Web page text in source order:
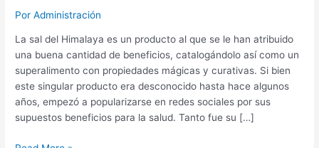
PorAdministración
La sal del Himalaya es un producto al que se le han atribuido
una buena cantidad de beneficios, catalogándolo así como un
superalimento con propiedades mágicas y curativas. Si bien
este singular producto era desconocido hasta hace algunos
años, empezó a popularizarse en redes sociales por sus
supuestos beneficios para la salud. Tanto fue su […]